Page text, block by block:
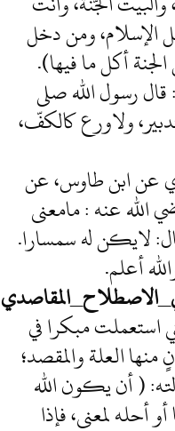
الإسلام، ومن دخل
أكل ما فيها).
رسول الله صلى
ولاورع كالكفّ،
عن ابن طاوس، عن
الله عنه : مامعنى
لايكن له سمسارا.
أعلم.
استعملت مبكرا في
العلة والمقصد؛
( أن يكون الله
لمعنى، فإذا